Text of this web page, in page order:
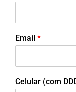
Email *
Celular (com